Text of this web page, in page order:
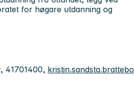
for høgare utdanning og
41701400, kristin.sandsta.brattebo